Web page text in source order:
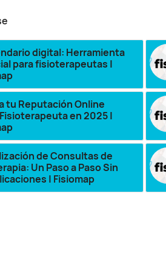
digital: Herramienta
para fisioterapeutas |
tu Reputación Online
en 2025 |
de Consultas de
Un Paso a Paso Sin
| Fisiomap